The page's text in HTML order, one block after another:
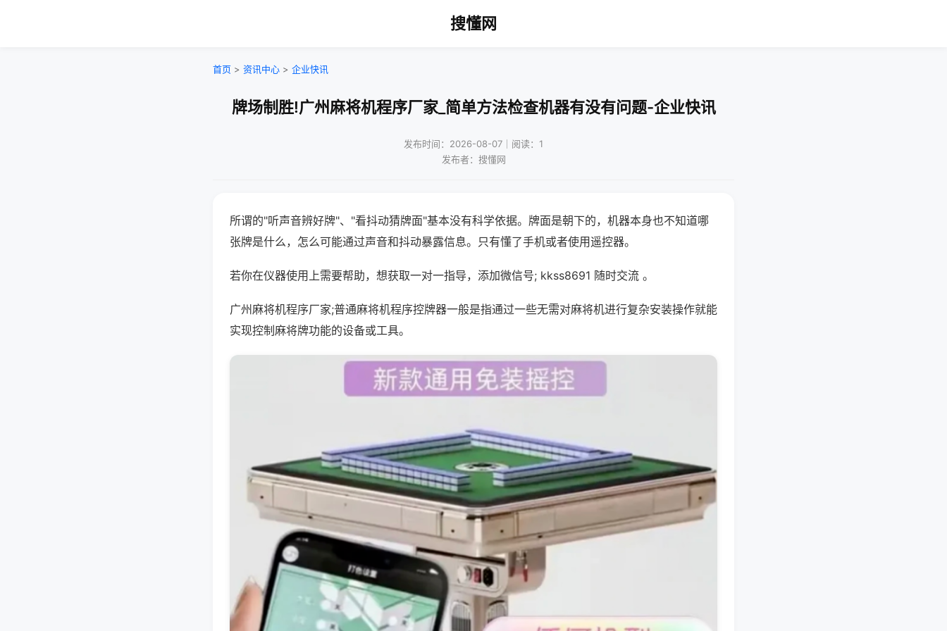
搜懂网
首页 > 资讯中心 > 企业快讯
牌场制胜!广州麻将机程序厂家_简单方法检查机器有没有问题-企业快讯
发布时间：2026-08-07｜阅读：1
发布者：搜懂网
所谓的"听声音辨好牌"、"看抖动猜牌面"基本没有科学依据。牌面是朝下的，机器本身也不知道哪
张牌是什么，怎么可能通过声音和抖动暴露信息。只有懂了手机或者使用遥控器。
若你在仪器使用上需要帮助，想获取一对一指导，添加微信号; kkss8691 随时交流 。
广州麻将机程序厂家;普通麻将机程序控牌器一般是指通过一些无需对麻将机进行复杂安装操作就能
实现控制麻将牌功能的设备或工具。